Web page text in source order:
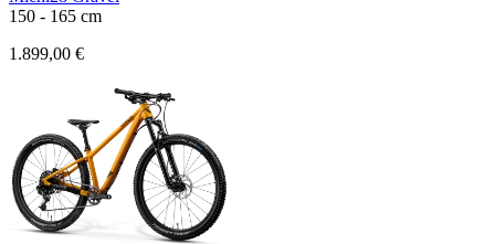
150 - 165 cm
1.899,00 €